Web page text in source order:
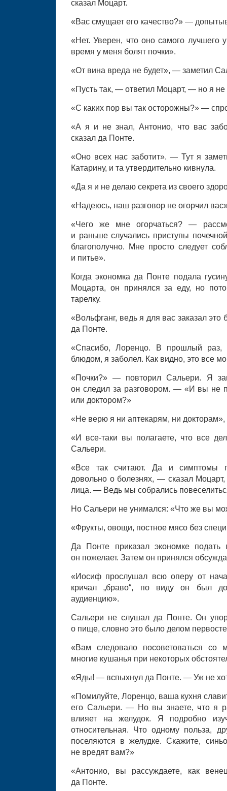
сказал Моцарт.
«Вас смущает его качество?» —
«Нет. Уверен, что оно самого лучшего
время у меня болят почки».
«От вина вреда не будет», — заметил
«Пусть так, — ответил Моцарт, — но я не
«С каких пор вы так осторожны?» —
«А я и не знал, Антонио, что вас
сказал да Понте.
«Оно всех нас заботит». — Тут я
Катарину, и та утвердительно кивнула.
«Да я и не делаю секрета из своего
«Надеюсь, наш разговор не огорчил
«Чего же мне огорчаться? —
и раньше случались приступы
благополучно. Мне просто следует
и питье».
Когда экономка да Понте подала
Моцарта, он принялся за еду, но
тарелку.
«Вольфганг, ведь я для вас заказал
да Понте.
«Спасибо, Лоренцо. В прошлый раз,
блюдом, я заболел. Как видно, это все
«Почки?» — повторил Сальери. Я
он следил за разговором. — «И вы не
или доктором?»
«Не верю я ни аптекарям, ни
«И все-таки вы полагаете, что все
Сальери.
«Все так считают. Да и симптомы
довольно о болезнях, — сказал
лица. — Ведь мы собрались
Но Сальери не унимался: «Что же вы
«Фрукты, овощи, постное мясо без
Да Понте приказал экономке подать
он пожелает. Затем он принялся
«Иосиф прослушал всю оперу от
кричал „браво“, по виду он был
аудиенцию».
Сальери не слушал да Понте. Он
о пище, словно это было делом
«Вам следовало посоветоваться
многие кушанья при некоторых
«Яды! — вспыхнул да Понте. — Уж не
«Помилуйте, Лоренцо, ваша кухня
его Сальери. — Но вы знаете, что я
влияет на желудок. Я подробно
относительная. Что одному польза,
поселяются в желудке. Скажите,
не вредят вам?»
«Антонио, вы рассуждаете, как
да Понте.